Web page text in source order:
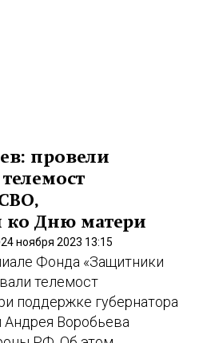
провели
Дню матери
24 ноября 2023 13:15
Фонда «Защитники
телемост
поддержке губернатора
Воробьева